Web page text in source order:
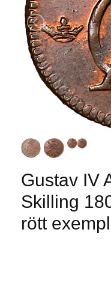
Gustav IV
Skilling
rött